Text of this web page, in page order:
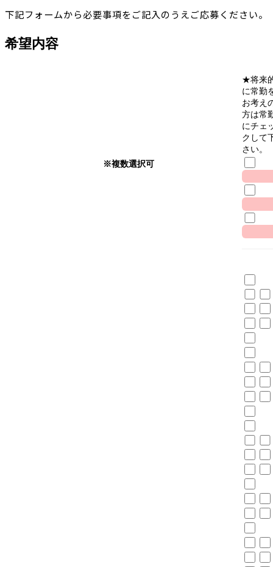
下記フォームから必要事項をご記入のうえご応募ください。
希望内容
※複数選択可
★将来
に常勤
お考え
方は常
にチェ
クして
さい。